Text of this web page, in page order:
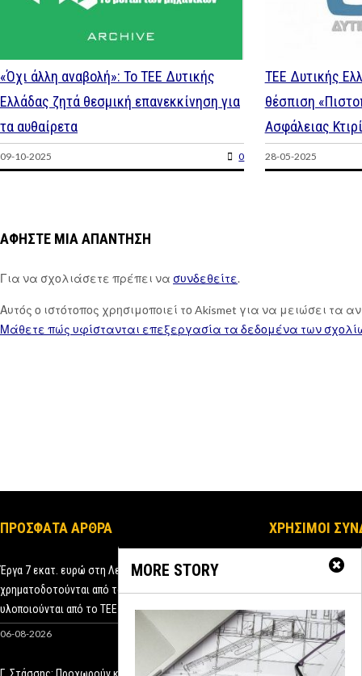
«Όχι άλλη αναβολή»: Το ΤΕΕ Δυτικής
Ελλάδας ζητά θεσμική επανεκκίνηση για
τα αυθαίρετα
09-10-2025 0
ΤΕΕ Δυτικής
θέσπιση
Ασφάλειας
28-05-2025
ΑΦΉΣΤΕ ΜΙΑ ΑΠΆΝΤΗΣΗ
Για να σχολιάσετε πρέπει να συνδεθείτε.
Αυτός ο ιστότοπος χρησιμοποιεί το Akismet για να μειώσει τα
Μάθετε πώς υφίστανται επεξεργασία τα δεδομένα των
MORE STORY
ΠΡΟΣΦΑΤΑ ΑΡΘΡΑ
Έργα 7 εκατ. ευρώ στη Λευκάδα
χρηματοδοτούνται από το Ταμείο Ανάκαμψης και
υλοποιούνται από το ΤΕΕ
06-08-2026 0
Γ. Στάσσης: Προχωρούν και ωριμάζουν οι
ΧΡΗΣΙΜΟΙ
Δήλωση
FAQ – Οδηγίες
Σύνδεσμοι